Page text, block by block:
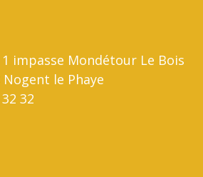
impasse Mondétour Le Bois
Nogent le Phaye
32